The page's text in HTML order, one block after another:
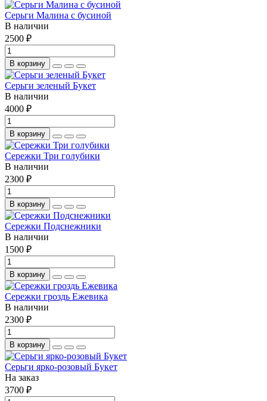
Серьги Малина с бусиной
В наличии
2500 ₽
В корзину
Серьги зеленый Букет
В наличии
4000 ₽
В корзину
Сережки Три голубики
В наличии
2300 ₽
В корзину
Сережки Подснежники
В наличии
1500 ₽
В корзину
Сережки гроздь Ежевика
В наличии
2300 ₽
В корзину
Серьги ярко-розовый Букет
На заказ
3700 ₽